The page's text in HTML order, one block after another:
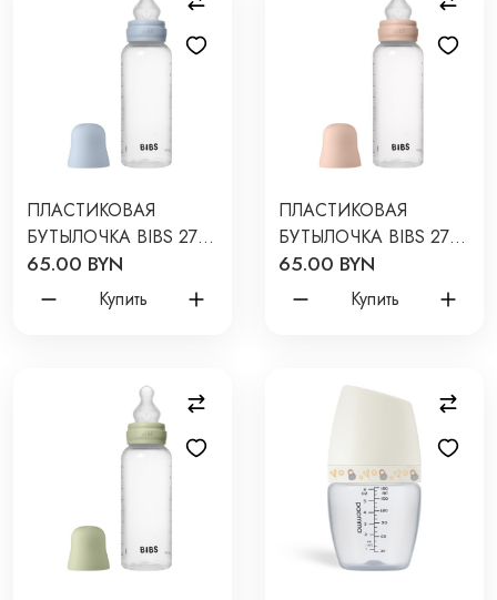
ПЛАСТИКОВАЯ
БУТЫЛОЧКА BIBS 270
МЛ СИЛИКОНОВОЙ
СОСКОЙ ЦВЕТ: BABY
65.00 BYN
Купить
ПЛАСТИКОВАЯ
БУТЫЛОЧКА BIBS 270
МЛ СИЛИКОНОВОЙ
СОСКОЙ ЦВЕТ: BLUSH
65.00 BYN
Купить